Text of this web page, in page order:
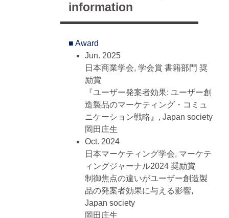
View All
■ Educational Background
学大学院, 経営学研究科（博士後期
課程）
Apr. 2017 - Mar. 2019, 私立 法政大
学大学院, 経営学研究科（修士）
Apr. 1999 - Mar. 2004, 私立 国際基
督教大学, 教養学部, 教育学専攻
（教養学士）
■ Member History
Apr. 2025 - Present
ジャーナル編集委員 シニアエディ
ター, 日本マーケティング学会
May 2023 - Present
常任理事 企画運営委員, 日本マーケ
information
■ Award
Jun. 2025
日本商業学会, 学会賞 書籍部門 奨
励賞
『ユーザー発案者効果: ユーザー創
造製品のマーケティング・コミュ
ニケーション戦略』, Japan society
岡田庄生
Oct. 2024
日本マーケティング学会, マーケテ
ィングジャーナル2024 奨励賞
制御焦点の違いがユーザー創造製
品の発案者効果に与える影響,
Japan society
岡田庄生